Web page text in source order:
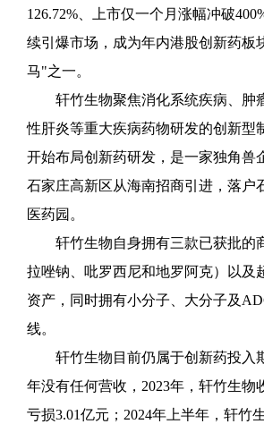
126.72%、上市仅一个月涨幅冲破
续引爆市场，成为年内港股创新药板
马"之一。
轩竹生物聚焦消化系统疾病、肿
性肝炎等重大疾病药物研发的创新型
开始布局创新药研发，是一家独角兽
石家庄高新区从海南招商引进，落户
医药园。
轩竹生物自身拥有三款已获批的
拉唑钠、吡罗西尼和地罗阿克）以及
资产，同时拥有小分子、大分子及
线。
轩竹生物目前仍属于创新药投入
年没有任何营收，2023年，轩竹生物
亏损3.01亿元；2024年上半年，轩竹